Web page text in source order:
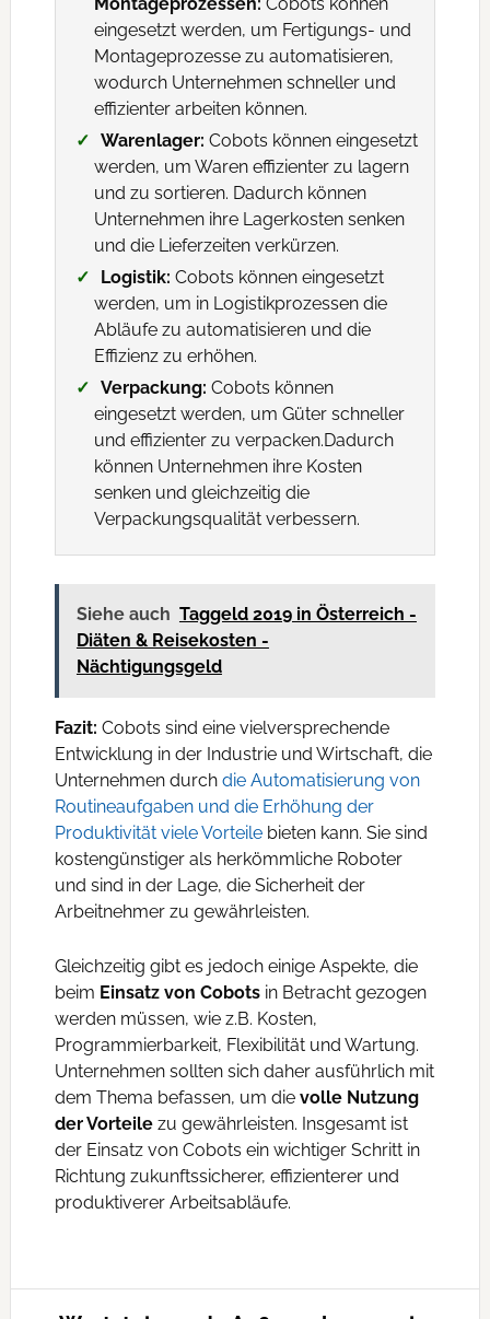
eingesetzt werden, um Fertigungs- und
Montageprozesse zu automatisieren,
wodurch Unternehmen schneller und
effizienter arbeiten können.
Warenlager: Cobots können eingesetzt
werden, um Waren effizienter zu lagern
und zu sortieren. Dadurch können
Unternehmen ihre Lagerkosten senken
und die Lieferzeiten verkürzen.
Logistik: Cobots können eingesetzt
werden, um in Logistikprozessen die
Abläufe zu automatisieren und die
Effizienz zu erhöhen.
Verpackung: Cobots können
eingesetzt werden, um Güter schneller
und effizienter zu verpacken.Dadurch
können Unternehmen ihre Kosten
senken und gleichzeitig die
Verpackungsqualität verbessern.
Siehe auch Taggeld 2019 in Österreich -
Diäten & Reisekosten -
Nächtigungsgeld
Fazit: Cobots sind eine vielversprechende
Entwicklung in der Industrie und Wirtschaft, die
Unternehmen durch die Automatisierung von
Routineaufgaben und die Erhöhung der
Produktivität viele Vorteilebieten kann. Sie sind
kostengünstiger als herkömmliche Roboter
und sind in der Lage, die Sicherheit der
Arbeitnehmer zu gewährleisten.
Gleichzeitig gibt es jedoch einige Aspekte, die
beim Einsatz von Cobotsin Betracht gezogen
werden müssen, wie z.B. Kosten,
Programmierbarkeit, Flexibilität und Wartung.
Unternehmen sollten sich daher ausführlich mit
dem Thema befassen, um die volle Nutzung
der Vorteilezu gewährleisten. Insgesamt ist
der Einsatz von Cobots ein wichtiger Schritt in
Richtung zukunftssicherer, effizienterer und
produktiverer Arbeitsabläufe.